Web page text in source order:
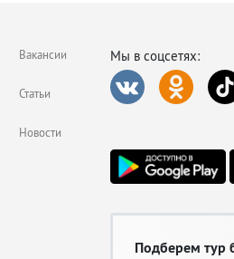
Вакансии
Статьи
Новости
Мы в соцсетях:
Подберем тур